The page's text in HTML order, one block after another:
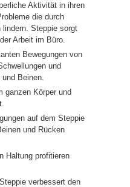
Aktivität in ihren
die durch
lindern. Steppie sorgt
Arbeit im Büro.
Bewegungen von
und
und Beinen.
ganzen Körper und
auf dem Steppie
und Rücken
Haltung profitieren
verbessert den